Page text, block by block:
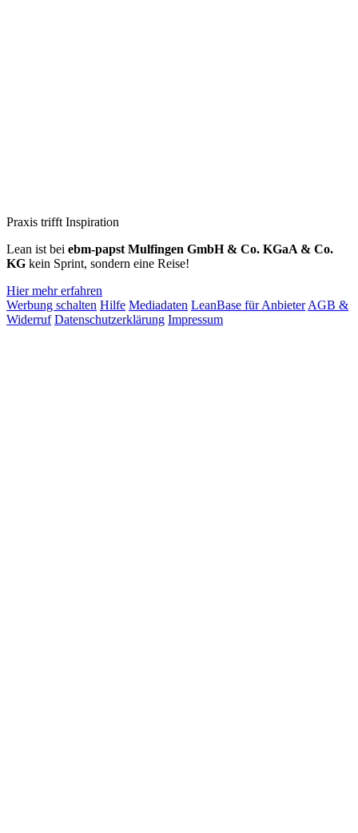
Praxis trifft Inspiration
Lean ist bei ebm‑papst Mulfingen GmbH & Co. KGaA & Co.
KG kein Sprint, sondern eine Reise!
Hier mehr erfahren
Werbung schalten Hilfe Mediadaten LeanBase für Anbieter AGB &
Widerruf Datenschutzerklärung Impressum